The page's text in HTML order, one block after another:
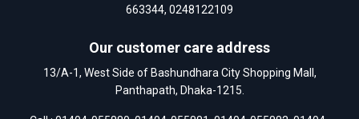
663344, 0248122109
Our customer care address
13/A-1, West Side of Bashundhara City Shopping Mall,
Panthapath, Dhaka-1215.